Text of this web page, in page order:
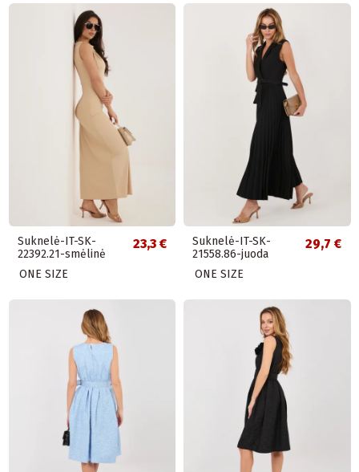
Suknelė-IT-SK-
22392.21-smėlinė
23,3 €
ONE SIZE
Suknelė-IT-SK-
21558.86-juoda
29,7 €
ONE SIZE